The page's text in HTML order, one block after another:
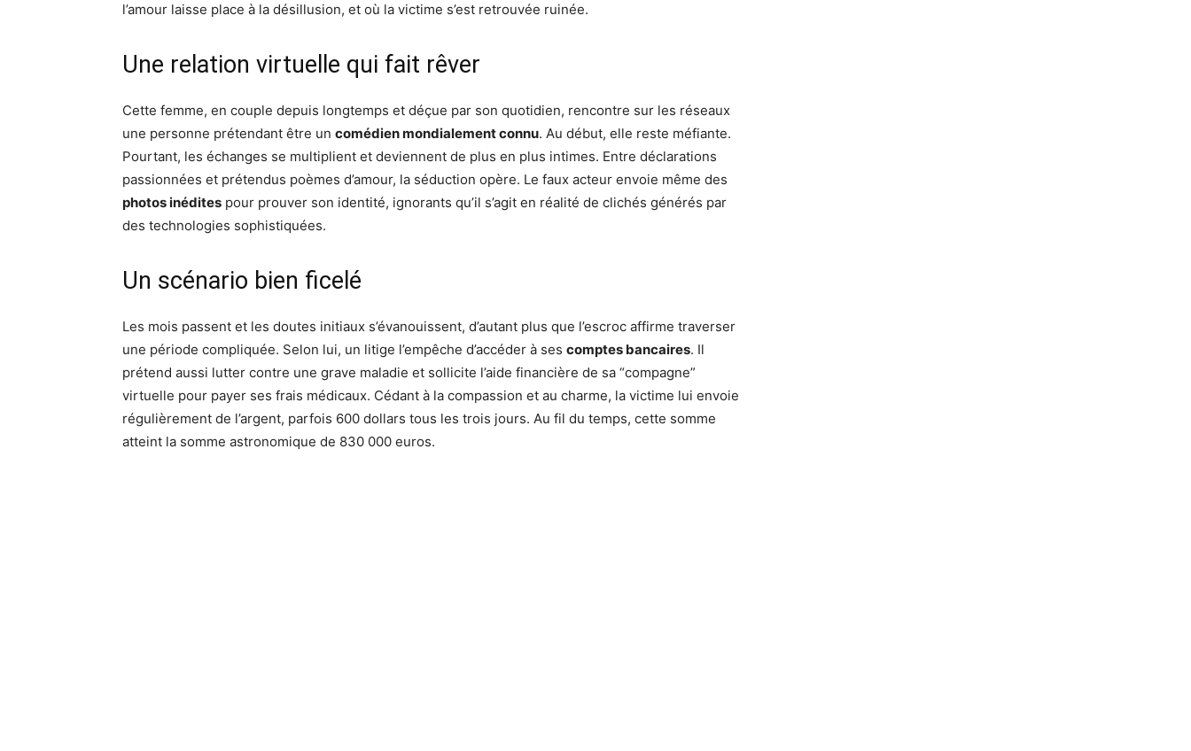
l’amour laisse place à la désillusion, et où la victime s’est retrouvée ruinée.
Une relation virtuelle qui fait rêver
Cette femme, en couple depuis longtemps et déçue par son quotidien, rencontre sur les réseaux
une personne prétendant être un comédien mondialement connu. Au début, elle reste méfiante.
Pourtant, les échanges se multiplient et deviennent de plus en plus intimes. Entre déclarations
passionnées et prétendus poèmes d’amour, la séduction opère. Le faux acteur envoie même des
photos inédites pour prouver son identité, ignorants qu’il s’agit en réalité de clichés générés par
des technologies sophistiquées.
Un scénario bien ficelé
Les mois passent et les doutes initiaux s’évanouissent, d’autant plus que l’escroc affirme traverser
une période compliquée. Selon lui, un litige l’empêche d’accéder à ses comptes bancaires. Il
prétend aussi lutter contre une grave maladie et sollicite l’aide financière de sa “compagne”
virtuelle pour payer ses frais médicaux. Cédant à la compassion et au charme, la victime lui envoie
régulièrement de l’argent, parfois 600 dollars tous les trois jours. Au fil du temps, cette somme
atteint la somme astronomique de 830 000 euros.